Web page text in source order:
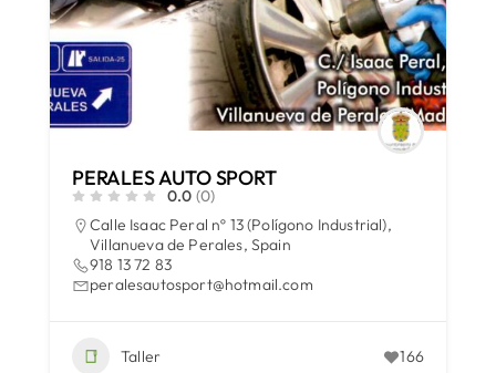
PERALES AUTO SPORT
0.0 (0)
Calle Isaac Peral nº 13 (Polígono Industrial),
Villanueva de Perales, Spain
918 13 72 83
peralesautosport@hotmail.com
Taller 166